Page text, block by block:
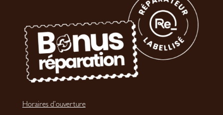
Horaires d’ouverture